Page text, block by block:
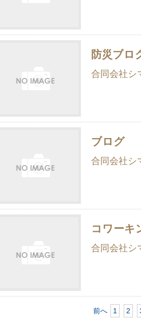
防災ブロ
合同会社シ
ブログ
合同会社シ
コワーキ
合同会社シ
前へ 1 2